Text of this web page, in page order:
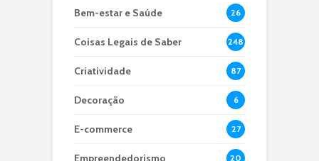
Bem-estar e Saúde 26
Coisas Legais de Saber 248
Criatividade 87
Decoração 6
E-commerce 27
Empreendedorismo 20